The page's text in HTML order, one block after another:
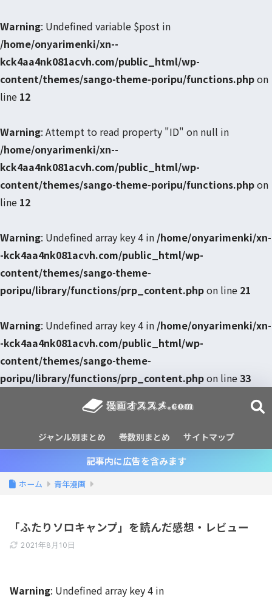
Warning: Undefined variable $post in
/home/onyarimenki/xn--
kck4aa4nk081acvh.com/public_html/wp-
content/themes/sango-theme-poripu/functions.phpon
line 12
Warning: Attempt to read property "ID" on null in
/home/onyarimenki/xn--
kck4aa4nk081acvh.com/public_html/wp-
content/themes/sango-theme-poripu/functions.phpon
line 12
Warning: Undefined array key 4 in /home/onyarimenki/xn-
-kck4aa4nk081acvh.com/public_html/wp-
content/themes/sango-theme-
poripu/library/functions/prp_content.phpon line 21
Warning: Undefined array key 4 in /home/onyarimenki/xn-
-kck4aa4nk081acvh.com/public_html/wp-
content/themes/sango-theme-
poripu/library/functions/prp_content.phpon line33
ジャンル別まとめ 巻数別まとめ サイトマップ
記事内に広告を含みます
ホーム 青年漫画
「ふたりソロキャンプ」を読んだ感想・レビュー
2021年8月10日
Warning: Undefined array key 4 in